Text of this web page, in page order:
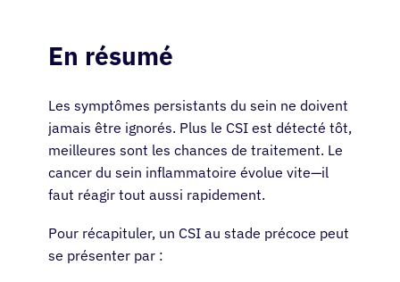
En résumé
Les symptômes persistants du sein ne doivent
jamais être ignorés. Plus le CSI est détecté tôt,
meilleures sont les chances de traitement. Le
cancer du sein inflammatoire évolue vite—il
faut réagir tout aussi rapidement.
Pour récapituler, un CSI au stade précoce peut
se présenter par :